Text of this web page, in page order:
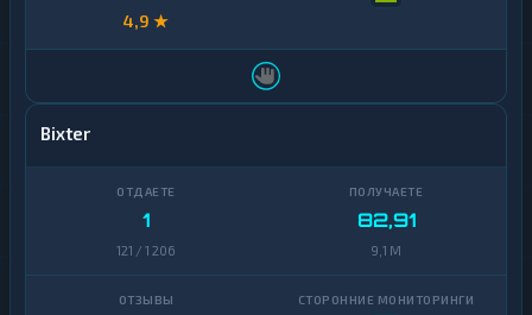
4,9 ★
Bixter
1
121 / 1 206
82,91
9,1 M